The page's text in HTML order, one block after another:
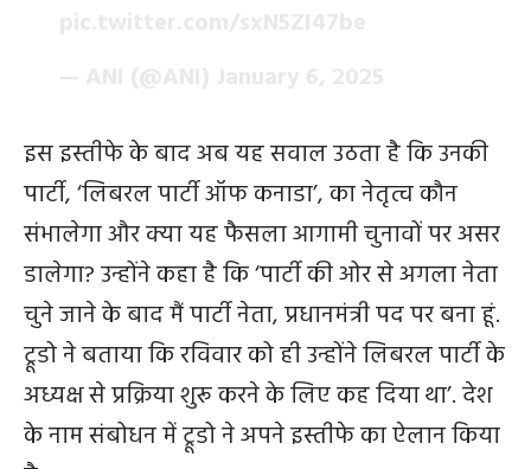
इस इस्तीफे के बाद अब यह सवाल उठता है कि उनकी
पार्टी, ‘लिबरल पार्टी ऑफ कनाडा’, का नेतृत्व कौन
संभालेगा और क्या यह फैसला आगामी चुनावों पर असर
डालेगा? उन्होंने कहा है कि ‘पार्टी की ओर से अगला नेता
चुने जाने के बाद मैं पार्टी नेता, प्रधानमंत्री पद पर बना हूं.
ट्रूडो ने बताया कि रविवार को ही उन्होंने लिबरल पार्टी के
अध्यक्ष से प्रक्रिया शुरू करने के लिए कह दिया था’. देश
के नाम संबोधन में ट्रूडो ने अपने इस्तीफे का ऐलान किया